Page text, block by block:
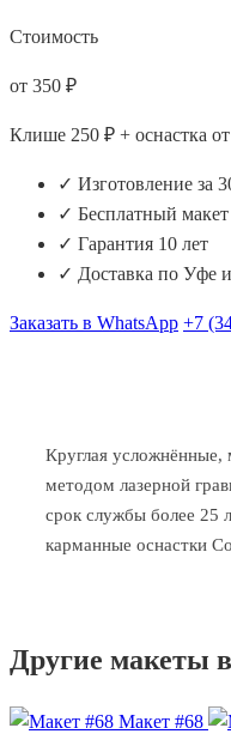
Стоимость
от 350 ₽
Клише 250 ₽ + оснастка
✓ Изготовление за
✓ Бесплатный макет
✓ Гарантия 10 лет
✓ Доставка по Уфе
Заказать в WhatsApp +7
Круглая усложнённые,
методом лазерной
срок службы более 25
карманные оснастки
Другие макеты
Макет #68